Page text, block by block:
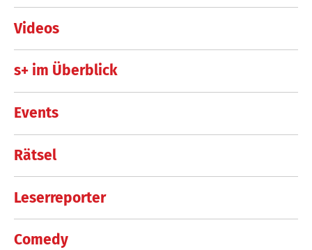
Videos
s+ im Überblick
Events
Rätsel
Leserreporter
Comedy